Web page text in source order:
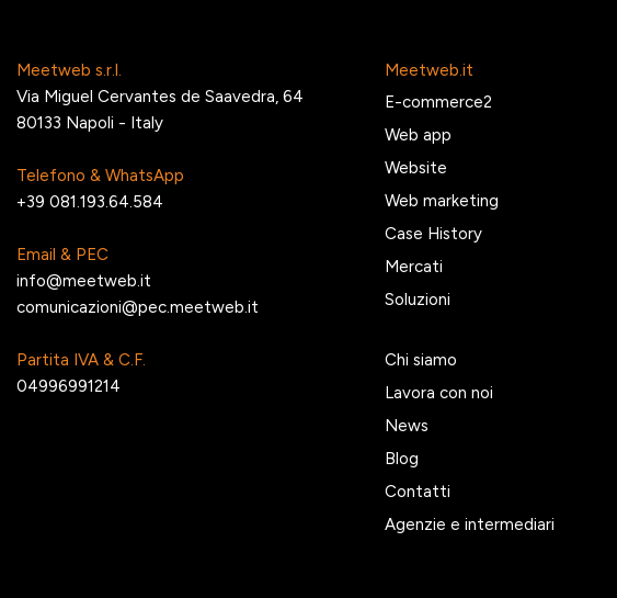
Meetweb s.r.l.
Via Miguel Cervantes de Saavedra, 64
80133 Napoli - Italy
Telefono & WhatsApp
+39 081.193.64.584
Email & PEC
info@meetweb.it
comunicazioni@pec.meetweb.it
Partita IVA & C.F.
04996991214
Meetweb.it
E-commerce2
Web app
Website
Web marketing
Case History
Mercati
Soluzioni
Chi siamo
Lavora con noi
News
Blog
Contatti
Agenzie e intermediari